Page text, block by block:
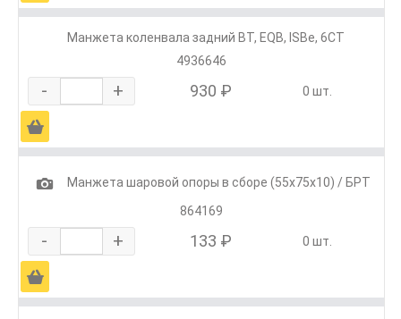
Манжета коленвала задний ВТ, EQB, ISBe, 6СТ
4936646
- + 930 ₽ 0 шт.
Ä
1
Манжета шаровой опоры в сборе (55х75х10) / БРТ
864169
- + 133 ₽ 0 шт.
Ä